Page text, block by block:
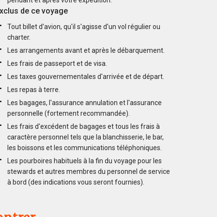
de ce voyage
Tout billet d'avion, qu'il s'agisse d'un vol régulier ou
charter.
Les arrangements avant et après le débarquement.
Les frais de passeport et de visa.
Les taxes gouvernementales d'arrivée et de départ.
Les repas à terre.
Les bagages, l'assurance annulation et l'assurance
personnelle (fortement recommandée).
Les frais d'excédent de bagages et tous les frais à
caractère personnel tels que la blanchisserie, le bar,
les boissons et les communications téléphoniques.
Les pourboires habituels à la fin du voyage pour les
stewards et autres membres du personnel de service
à bord (des indications vous seront fournies).